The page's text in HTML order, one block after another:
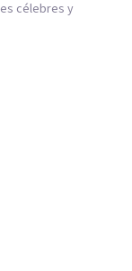
célebres y